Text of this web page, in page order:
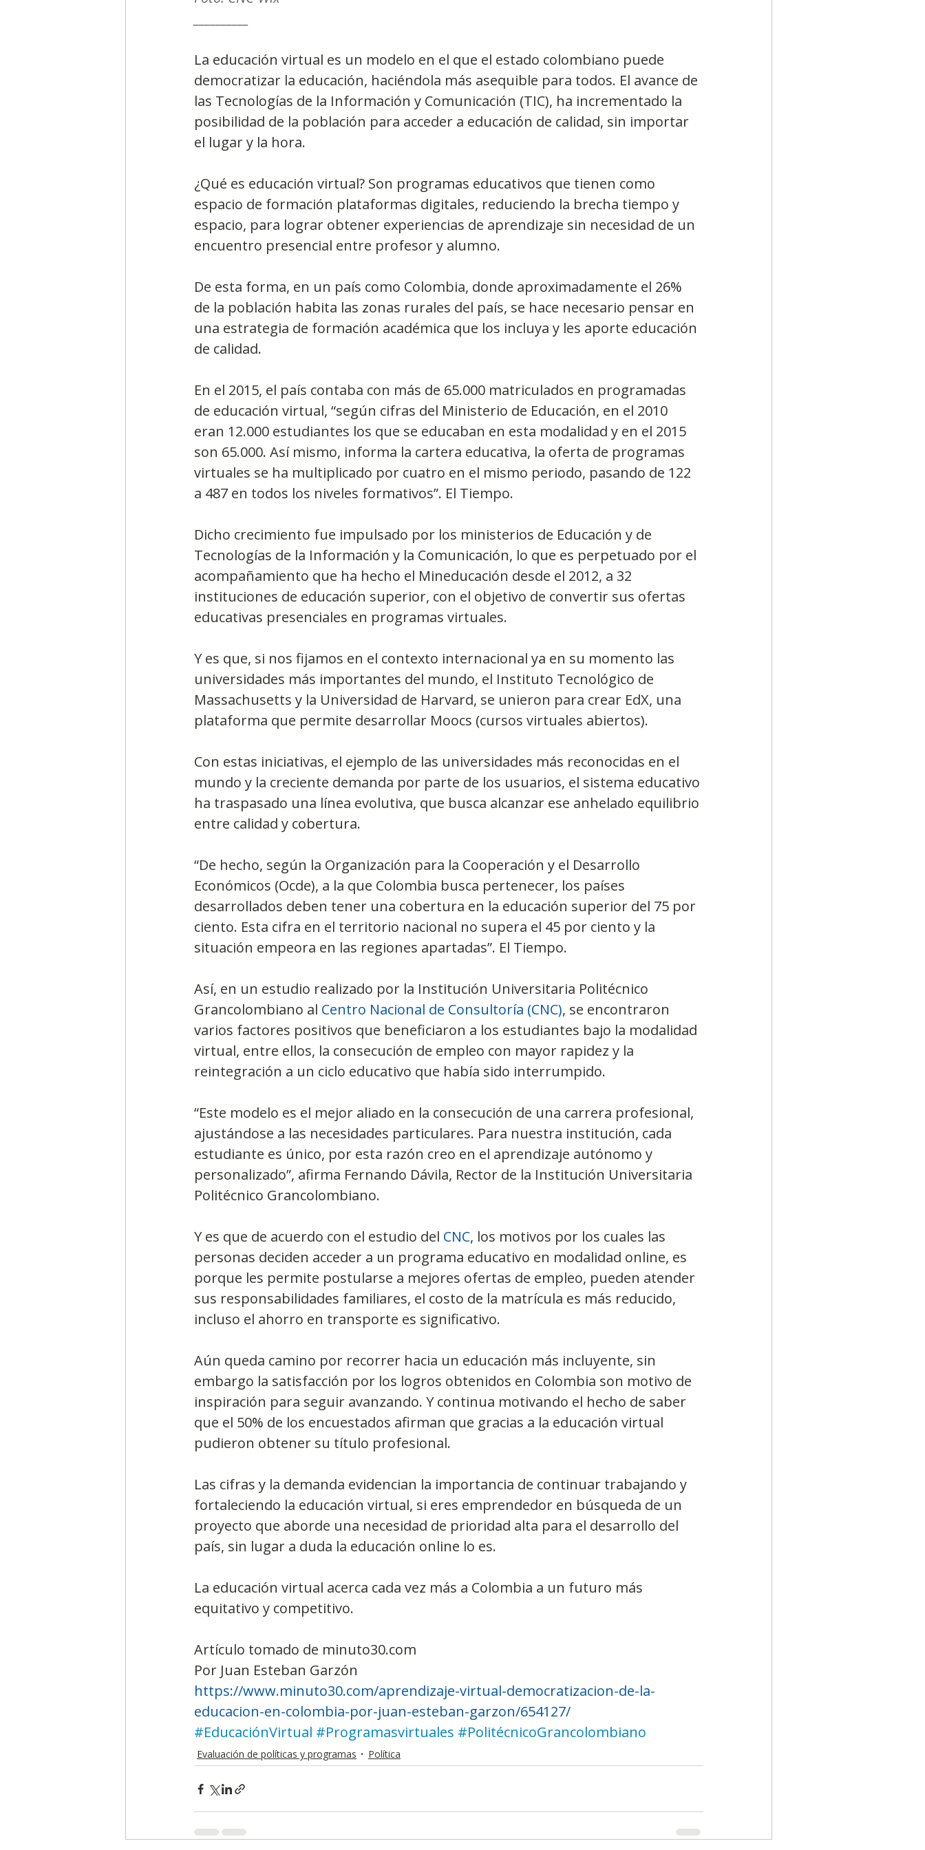
La educación virtual es un modelo en el que el estado colombiano puede
democratizar la educación, haciéndola más asequible para todos. El avance de
las Tecnologías de la Información y Comunicación (TIC), ha incrementado la
posibilidad de la población para acceder a educación de calidad, sin importar
el lugar y la hora.
¿Qué es educación virtual? Son programas educativos que tienen como
espacio de formación plataformas digitales, reduciendo la brecha tiempo y
espacio, para lograr obtener experiencias de aprendizaje sin necesidad de un
encuentro presencial entre profesor y alumno.
De esta forma, en un país como Colombia, donde aproximadamente el 26%
de la población habita las zonas rurales del país, se hace necesario pensar en
una estrategia de formación académica que los incluya y les aporte educación
de calidad.
En el 2015, el país contaba con más de 65.000 matriculados en programadas
de educación virtual, “según cifras del Ministerio de Educación, en el 2010
eran 12.000 estudiantes los que se educaban en esta modalidad y en el 2015
son 65.000. Así mismo, informa la cartera educativa, la oferta de programas
virtuales se ha multiplicado por cuatro en el mismo periodo, pasando de 122
a 487 en todos los niveles formativos”. El Tiempo.
Dicho crecimiento fue impulsado por los ministerios de Educación y de
Tecnologías de la Información y la Comunicación, lo que es perpetuado por el
acompañamiento que ha hecho el Mineducación desde el 2012, a 32
instituciones de educación superior, con el objetivo de convertir sus ofertas
educativas presenciales en programas virtuales.
Y es que, si nos fijamos en el contexto internacional ya en su momento las
universidades más importantes del mundo, el Instituto Tecnológico de
Massachusetts y la Universidad de Harvard, se unieron para crear EdX, una
plataforma que permite desarrollar Moocs (cursos virtuales abiertos).
Con estas iniciativas, el ejemplo de las universidades más reconocidas en el
mundo y la creciente demanda por parte de los usuarios, el sistema educativo
ha traspasado una línea evolutiva, que busca alcanzar ese anhelado equilibrio
entre calidad y cobertura.
“De hecho, según la Organización para la Cooperación y el Desarrollo
Económicos (Ocde), a la que Colombia busca pertenecer, los países
desarrollados deben tener una cobertura en la educación superior del 75 por
ciento. Esta cifra en el territorio nacional no supera el 45 por ciento y la
situación empeora en las regiones apartadas”. El Tiempo.
Así, en un estudio realizado por la Institución Universitaria Politécnico
Grancolombiano al Centro Nacional de Consultoría (CNC), se encontraron
varios factores positivos que beneficiaron a los estudiantes bajo la modalidad
virtual, entre ellos, la consecución de empleo con mayor rapidez y la
reintegración a un ciclo educativo que había sido interrumpido.
“Este modelo es el mejor aliado en la consecución de una carrera profesional,
ajustándose a las necesidades particulares. Para nuestra institución, cada
estudiante es único, por esta razón creo en el aprendizaje autónomo y
personalizado”, afirma Fernando Dávila, Rector de la Institución Universitaria
Politécnico Grancolombiano.
Y es que de acuerdo con el estudio del CNC, los motivos por los cuales las
personas deciden acceder a un programa educativo en modalidad online, es
porque les permite postularse a mejores ofertas de empleo, pueden atender
sus responsabilidades familiares, el costo de la matrícula es más reducido,
incluso el ahorro en transporte es significativo.
Aún queda camino por recorrer hacia un educación más incluyente, sin
embargo la satisfacción por los logros obtenidos en Colombia son motivo de
inspiración para seguir avanzando. Y continua motivando el hecho de saber
que el 50% de los encuestados afirman que gracias a la educación virtual
pudieron obtener su título profesional.
Las cifras y la demanda evidencian la importancia de continuar trabajando y
fortaleciendo la educación virtual, si eres emprendedor en búsqueda de un
proyecto que aborde una necesidad de prioridad alta para el desarrollo del
país, sin lugar a duda la educación online lo es.
La educación virtual acerca cada vez más a Colombia a un futuro más
equitativo y competitivo.
Artículo tomado de minuto30.com
Por Juan Esteban Garzón
https://www.minuto30.com/aprendizaje-virtual-democratizacion-de-la-
educacion-en-colombia-por-juan-esteban-garzon/654127/
#EducaciónVirtual #Programasvirtuales #PolitécnicoGrancolombiano
Evaluación de políticas y programas Política